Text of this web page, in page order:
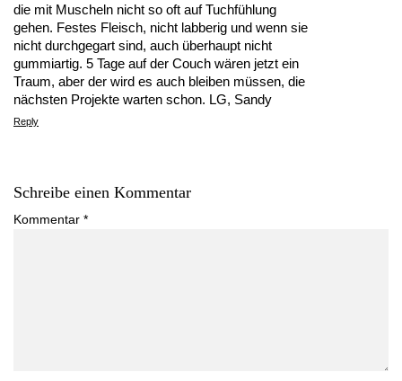
die mit Muscheln nicht so oft auf Tuchfühlung
gehen. Festes Fleisch, nicht labberig und wenn sie
nicht durchgegart sind, auch überhaupt nicht
gummiartig. 5 Tage auf der Couch wären jetzt ein
Traum, aber der wird es auch bleiben müssen, die
nächsten Projekte warten schon. LG, Sandy
Reply
Schreibe einen Kommentar
Kommentar *